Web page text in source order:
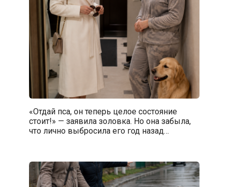
«Отдай пса, он теперь целое состояние
стоит!» — заявила золовка. Но она забыла,
что лично выбросила его год назад…